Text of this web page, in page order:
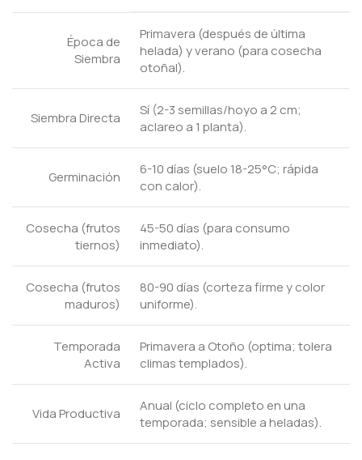
Época de
Siembra
Primavera (después de última
helada) y verano (para cosecha
otoñal).
Siembra Directa
Sí (2-3 semillas/hoyo a 2 cm;
aclareo a 1 planta).
Germinación
6-10 días (suelo 18-25°C; rápida
con calor).
Cosecha (frutos
tiernos)
45-50 días (para consumo
inmediato).
Cosecha (frutos
maduros)
80-90 días (corteza firme y color
uniforme).
Temporada
Activa
Primavera a Otoño (optima; tolera
climas templados).
Vida Productiva
Anual (ciclo completo en una
temporada; sensible a heladas).